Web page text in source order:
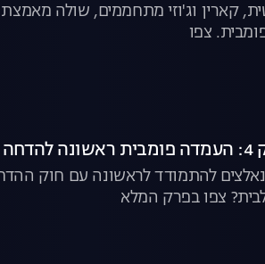
קארין וג'וזי מתחממים, שולה
צפו
להתמודד לראשונה עם חוק
צפו בפרק המלא